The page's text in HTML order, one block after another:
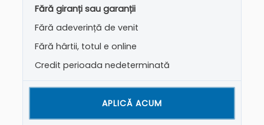
Fără giranți sau garanții
Fără adeverință de venit
Fără hârtii, totul e online
Credit perioada nedeterminată
APLICĂ ACUM